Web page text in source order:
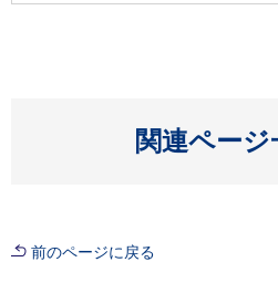
関連ページ
前のページに戻る